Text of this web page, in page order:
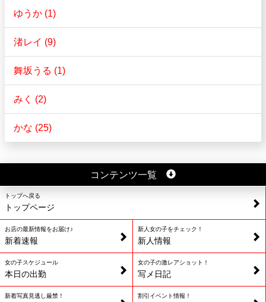
ゆうか (1)
渚レイ (9)
舞坂うる (1)
みく (2)
かな (25)
コンテンツ一覧
トップへ戻る
トップページ
お店の最新情報をお届け♪
新着速報
新人女の子をチェック！
新人情報
女の子スケジュール
本日の出勤
女の子の激レアショット！
写メ日記
新着写真見逃し厳禁！ 割引イベント情報！